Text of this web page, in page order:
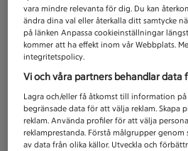
vara mindre relevanta för dig. Du kan
ändra dina val eller återkalla ditt samtycke
på länken Anpassa cookieinställningar
kommer att ha effekt inom vår Webbplats.
integritetspolicy.
Vi och våra partners behandlar data
Lagra och/eller få åtkomst till information
begränsade data för att välja reklam. Skapa
reklam. Använda profiler för att välja
reklamprestanda. Förstå målgrupper
av data från olika källor. Utveckla och